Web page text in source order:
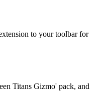
to your toolbar for
Titans Gizmo' pack, and